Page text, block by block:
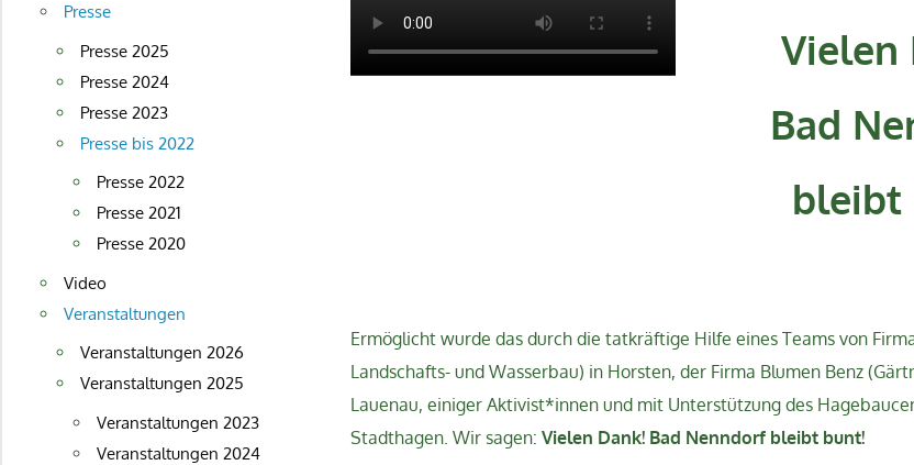
Vielen
Bad
bleibt
Ermöglicht wurde das durch die tatkräftige Hilfe eines Teams von
Landschafts- und Wasserbau) in Horsten, der Firma Blumen Benz
Lauenau, einiger Aktivist*innen und mit Unterstützung des
Stadthagen. Wir sagen:Vielen Dank! Bad Nenndorf bleibt bunt!
Presse
Presse 2025
Presse 2024
Presse 2023
Presse bis 2022
Presse 2022
Presse 2021
Presse 2020
Video
Veranstaltungen
Veranstaltungen 2026
Veranstaltungen 2025
Veranstaltungen 2023
Veranstaltungen 2024